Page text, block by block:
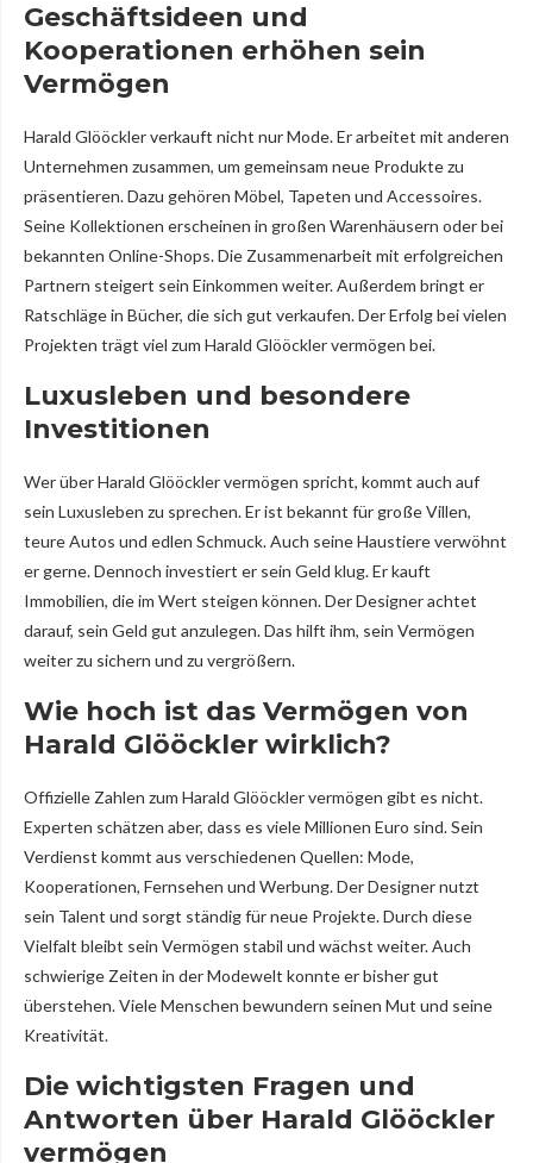
Geschäftsideen und
Kooperationen erhöhen sein
Vermögen
Harald Glööckler verkauft nicht nur Mode. Er arbeitet mit anderen
Unternehmen zusammen, um gemeinsam neue Produkte zu
präsentieren. Dazu gehören Möbel, Tapeten und Accessoires.
Seine Kollektionen erscheinen in großen Warenhäusern oder bei
bekannten Online-Shops. Die Zusammenarbeit mit erfolgreichen
Partnern steigert sein Einkommen weiter. Außerdem bringt er
Ratschläge in Bücher, die sich gut verkaufen. Der Erfolg bei vielen
Projekten trägt viel zum Harald Glööckler vermögen bei.
Luxusleben und besondere
Investitionen
Wer über Harald Glööckler vermögen spricht, kommt auch auf
sein Luxusleben zu sprechen. Er ist bekannt für große Villen,
teure Autos und edlen Schmuck. Auch seine Haustiere verwöhnt
er gerne. Dennoch investiert er sein Geld klug. Er kauft
Immobilien, die im Wert steigen können. Der Designer achtet
darauf, sein Geld gut anzulegen. Das hilft ihm, sein Vermögen
weiter zu sichern und zu vergrößern.
Wie hoch ist das Vermögen von
Harald Glööckler wirklich?
Offizielle Zahlen zum Harald Glööckler vermögen gibt es nicht.
Experten schätzen aber, dass es viele Millionen Euro sind. Sein
Verdienst kommt aus verschiedenen Quellen: Mode,
Kooperationen, Fernsehen und Werbung. Der Designer nutzt
sein Talent und sorgt ständig für neue Projekte. Durch diese
Vielfalt bleibt sein Vermögen stabil und wächst weiter. Auch
schwierige Zeiten in der Modewelt konnte er bisher gut
überstehen. Viele Menschen bewundern seinen Mut und seine
Kreativität.
Die wichtigsten Fragen und
Antworten über Harald Glööckler
vermögen